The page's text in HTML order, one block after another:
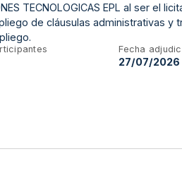
TECNOLOGICAS EPL al ser el
de cláusulas administrativas y
Fecha
27/07/2026